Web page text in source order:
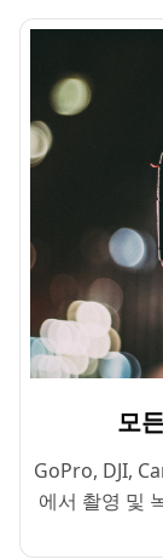
모
GoPro, DJI,
에서 촬영 및